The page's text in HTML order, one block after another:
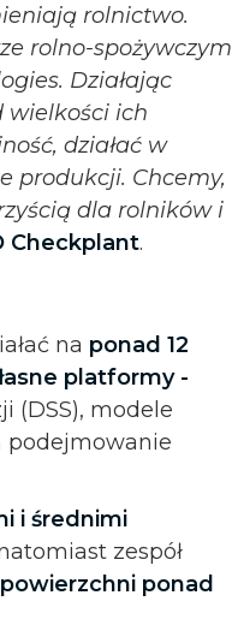
rolnictwo.
rolno-spożywczym
Działając
wielkości ich
działać w
produkcji. Chcemy,
dla rolników i
Checkplant.
na ponad 12
platformy -
(DSS), modele
podejmowanie
i średnimi
zespół
ponad